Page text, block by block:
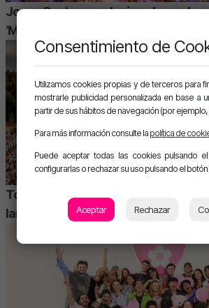
Joana Santos revoluciona las redes
‘MAMII’
Tomorrowland calienta motores con
lanzamientos clave a solo unos días
Consentimiento de
Utilizamos cookies propias y de terceros para
mostrarle publicidad personalizada en base a
partir de sus hábitos de navegación (por ejemplo,
Para más información consulte la política de
Puede aceptar todas las cookies pulsando
configurarlas o rechazar su uso pulsando el botón
Aceptar Rechazar